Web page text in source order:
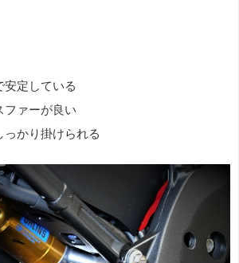
安定している
ファーが良い
っかり掛けられる